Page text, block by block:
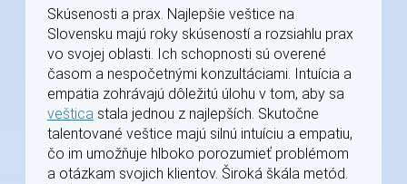
Skúsenosti a prax. Najlepšie veštice na
Slovensku majú roky skúseností a rozsiahlu prax
vo svojej oblasti. Ich schopnosti sú overené
časom a nespočetnými konzultáciami. Intuícia a
empatia zohrávajú dôležitú úlohu v tom, aby sa
veštica stala jednou z najlepších. Skutočne
talentované veštice majú silnú intuíciu a empatiu,
čo im umožňuje hlboko porozumieť problémom
a otázkam svojich klientov. Široká škála metód.